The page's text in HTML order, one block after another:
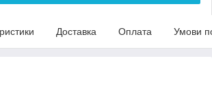
Доставка Оплата Умови